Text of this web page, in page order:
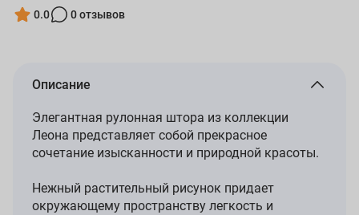
0.0 0 отзывов
Описание
Элегантная рулонная штора из коллекции
Леона представляет собой прекрасное
сочетание изысканности и природной красоты.
Нежный растительный рисунок придает
окружающему пространству легкость и